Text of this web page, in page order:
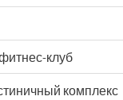
клуб
комплекс